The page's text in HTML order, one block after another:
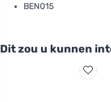
BEN015
Dit zou u kunnen